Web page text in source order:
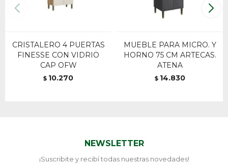
CRISTALERO 4 PUERTAS
FINESSE CON VIDRIO
CAP OFW
$ 10.270
MUEBLE PARA MICRO. Y
HORNO 75 CM ARTECAS.
ATENA
$ 14.830
NEWSLETTER
¡Suscribite y recibí todas nuestras novedades!